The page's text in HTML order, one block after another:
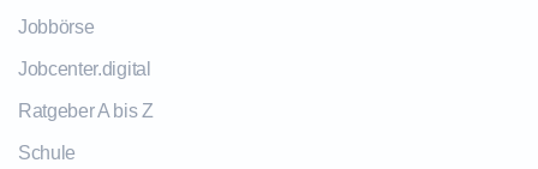
Jobbörse
Jobcenter.digital
Ratgeber A bis Z
Schule